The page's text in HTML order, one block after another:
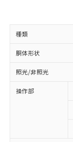
種類
胴体形状
照光/非照光
操作部